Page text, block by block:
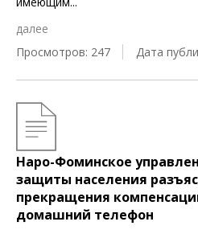
далее
Просмотров: 247
Дата
Наро-Фоминское
защиты населения
прекращения
домашний телефон